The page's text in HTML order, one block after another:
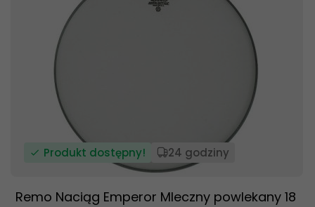
Produkt dostępny! 24 godziny
Remo Naciąg Emperor Mleczny powlekany 18